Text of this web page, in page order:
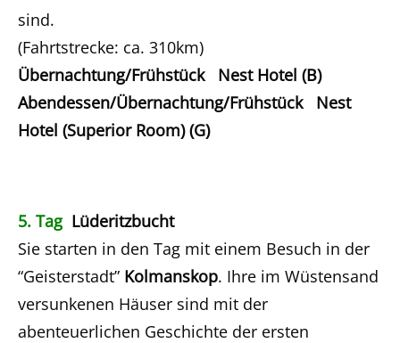
sind.
(Fahrtstrecke: ca. 310km)
Übernachtung/Frühstück Nest Hotel (B)
Abendessen/Übernachtung/Frühstück Nest
Hotel (Superior Room) (G)
5. TagLüderitzbucht
Sie starten in den Tag mit einem Besuch in der
“Geisterstadt” Kolmanskop. Ihre im Wüstensand
versunkenen Häuser sind mit der
abenteuerlichen Geschichte der ersten